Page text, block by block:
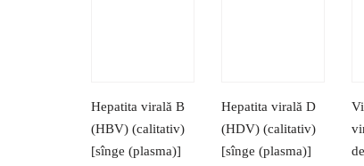
Hepatita virală В
(HBV) (calitativ)
[sînge (plasma)]
Hepatita virală D
(HDV) (calitativ)
[sînge (plasma)]